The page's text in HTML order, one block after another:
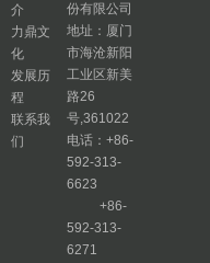
介
力鼎文
化
发展历
程
联系我
们
份有限公司
地址：厦门
市海沧新阳
工业区新美
路26
号,361022
电话：+86-
592-313-
6623
+86-
592-313-
6271